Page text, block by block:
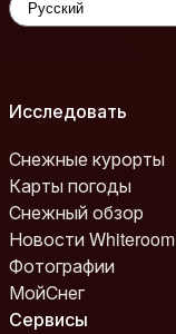
Исследовать
Снежные курорты
Карты погоды
Снежный обзор
Новости Whiteroom
Фотографии
МойСнег
Сервисы